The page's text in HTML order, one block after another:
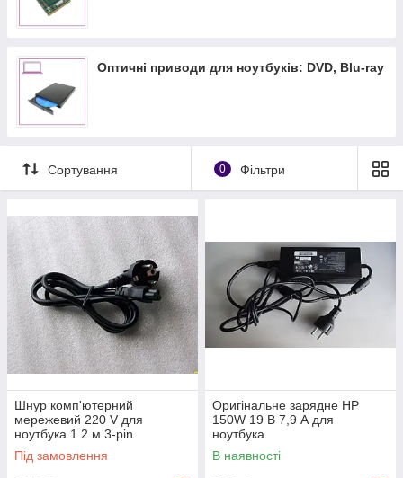
Оптичні приводи для ноутбуків: DVD, Blu-ray
Сортування 0 Фільтри
Шнур комп'ютерний
мережевий 220 V для
ноутбука 1.2 м 3-pin
Під замовлення
Оригінальне зарядне HP
150W 19 В 7,9 А для
ноутбука
В наявності